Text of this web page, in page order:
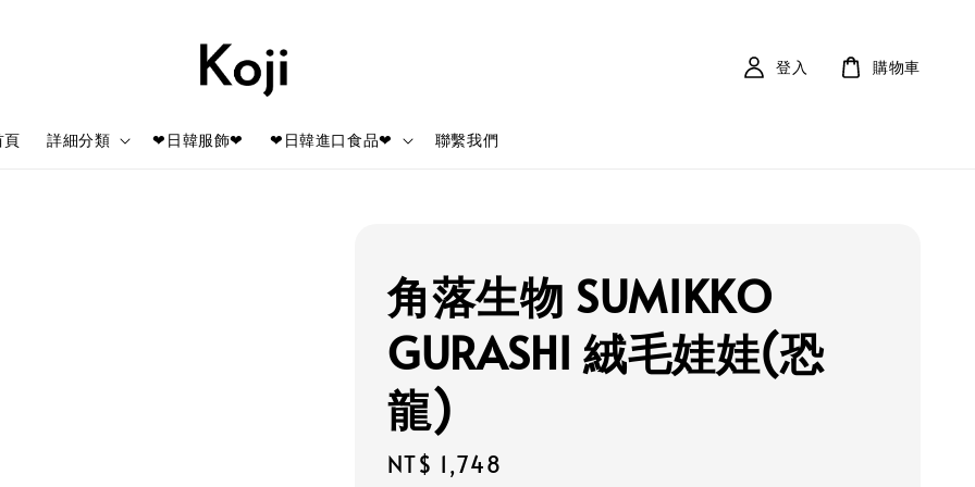
頁 詳細分類 ❤日韓服飾❤ ❤日韓進口食品❤ 聯繫我們
登入 購物車
角落生物 SUMIKKO
GURASHI 絨毛娃娃(恐
龍)
Regular
NT$ 1,748